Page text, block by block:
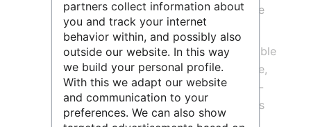
concertation avec les producteurs de
données.
Le portail dat@UBFC regroupe l’ensemble
des données décrites dans le catalogue,
mais aussi des sous-portails. Ces sous-
portails sont des portails institutionnels
(exemple dat@UFC, dat@Chrono,
partners collect information about
you and track your internet
behavior within, and possibly also
outside our website. In this way
we build your personal profile.
With this we adapt our website
and communication to your
preferences. We can also show